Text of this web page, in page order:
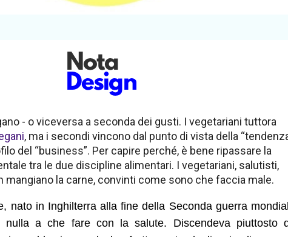
- o viceversa a seconda dei gusti. I vegetariani tuttora
, ma i secondi vincono dal punto di vista della
del “business”. Per capire perché, è bene ripassare la
tra le due discipline alimentari. I vegetariani, salutisti,
la carne, convinti come sono che faccia male.
nato in Inghilterra alla fine della Seconda guerra
nulla a che fare con la salute. Discendeva piuttosto